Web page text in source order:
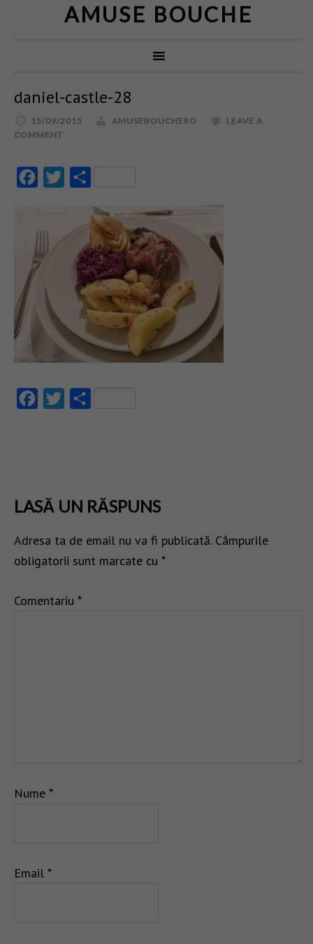
AMUSE BOUCHE
daniel-castle-28
15/09/2015 AMUSEBOUCHERO
LEAVE A
COMMENT
FacebookTwitter
FacebookTwitter
LASĂ UN RĂSPUNS
Adresa ta de email nu va fi publicată. Câmpurile
obligatorii sunt marcate cu *
Comentariu *
Nume *
Email *